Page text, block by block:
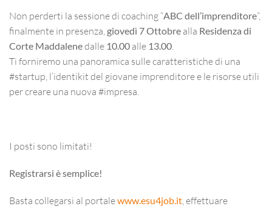
Non perderti la sessione di coaching “ABC dell’imprenditore”,
finalmente in presenza, giovedì 7 Ottobre alla Residenza di
Corte Maddalenedalle 10.00 alle 13.00
Ti forniremo una panoramica sulle caratteristiche di una
#startup, l’identikit del giovane imprenditore e le risorse utili
per creare una nuova #impresa.
I posti sono limitati!
Registrarsi è semplice!
Basta collegarsi al portalewww.esu4job.it , effettuare